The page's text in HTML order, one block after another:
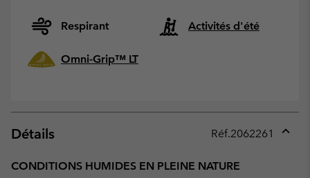
Respirant Activités d'été
Omni-Grip™ LT
Détails Réf.2062261
CONDITIONS HUMIDES EN PLEINE NATURE